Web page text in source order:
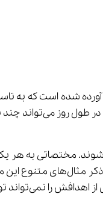
آورده شده است که به
منابع برای تولید